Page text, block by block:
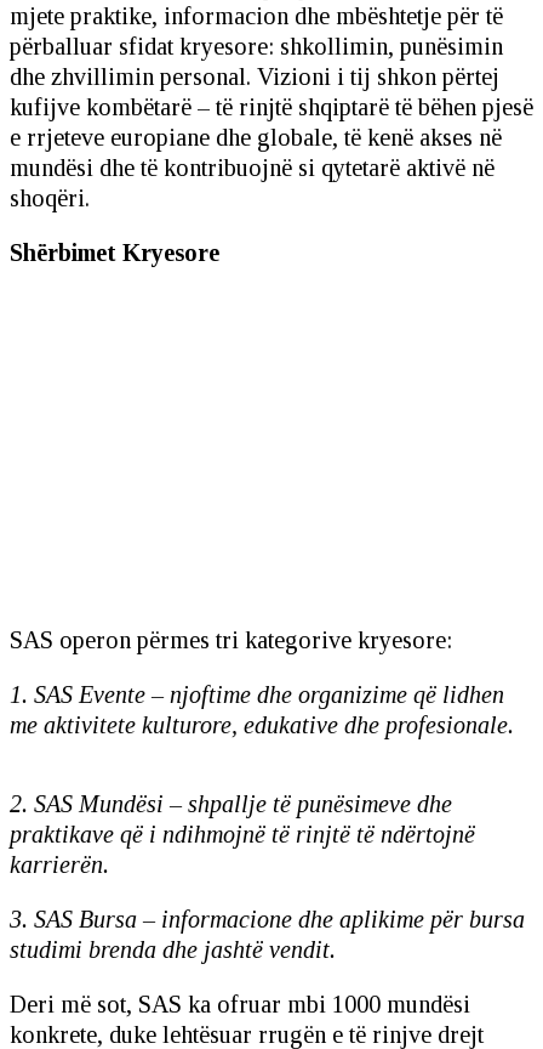
mjete praktike, informacion dhe mbështetje për të
përballuar sfidat kryesore: shkollimin, punësimin
dhe zhvillimin personal. Vizioni i tij shkon përtej
kufijve kombëtarë – të rinjtë shqiptarë të bëhen pjesë
e rrjeteve europiane dhe globale, të kenë akses në
mundësi dhe të kontribuojnë si qytetarë aktivë në
shoqëri.
Shërbimet Kryesore
SAS operon përmes tri kategorive kryesore:
1. SAS Evente – njoftime dhe organizime që lidhen
me aktivitete kulturore, edukative dhe profesionale.
2. SAS Mundësi – shpallje të punësimeve dhe
praktikave që i ndihmojnë të rinjtë të ndërtojnë
karrierën.
3. SAS Bursa – informacione dhe aplikime për bursa
studimi brenda dhe jashtë vendit.
Deri më sot, SAS ka ofruar mbi 1000 mundësi
konkrete, duke lehtësuar rrugën e të rinjve drejt